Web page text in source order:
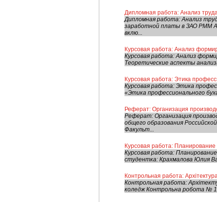
Дипломная работа: Анализ
Дипломная работа: Анализ
заработной платы в ЗАО РММ
вклю...
Курсовая работа: Анализ
Курсовая работа: Анализ
Теоретические аспекты
Курсовая работа: Этика
Курсовая работа: Этика
«Этика профессионального
Реферат: Организация
Реферат: Организация
общего образования
Факульт...
Курсовая работа:
Курсовая работа:
студентка: Крахмалова Юлия
Контрольная работа:
Контрольная работа:
коледж Контрольна робота № 1